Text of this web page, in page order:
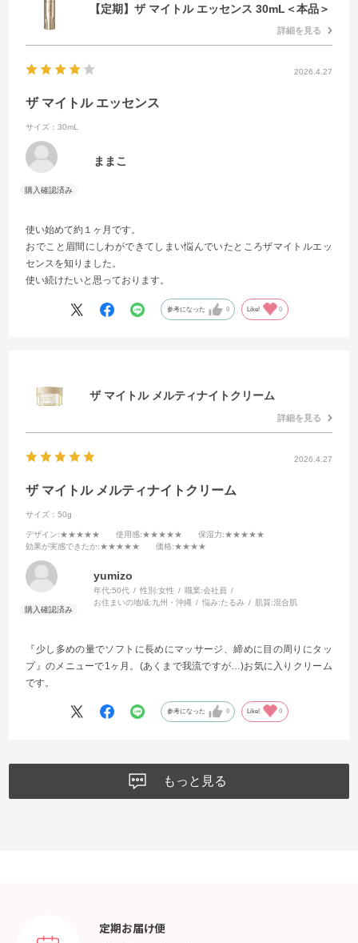
【定期】ザ マイトル エッセンス 30mL＜本品＞
詳細を見る
2026.4.27
ザ マイトル エッセンス
サイズ：30mL
ままこ
使い始めて約１ヶ月です。
おでこと眉間にしわができてしまい悩んでいたところザマイトルエッ
センスを知りました。
使い続けたいと思っております。
参考になった 0 Like! 0
ザ マイトル メルティナイトクリーム
詳細を見る
2026.4.27
ザ マイトル メルティナイトクリーム
サイズ：50g
デザイン:★★★★★ 使用感:★★★★★ 保湿力:★★★★★
効果が実感できたか:★★★★★ 価格:★★★★
yumizo
年代:50代 性別:女性 職業:会社員
お住まいの地域:九州・沖縄 悩み:たるみ 肌質:混合肌
『少し多めの量でソフトに長めにマッサージ、締めに目の周りにタッ
プ』のメニューで1ヶ月。(あくまで我流ですが…)お気に入りクリーム
です。
参考になった 0 Like! 0
もっと見る
定期お届け便